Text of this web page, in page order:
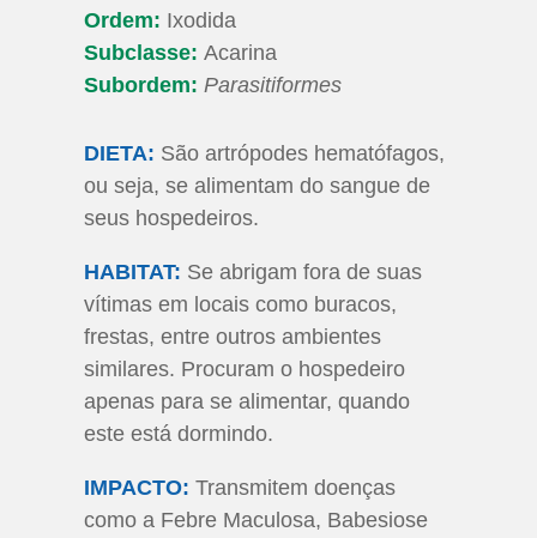
Ordem: Ixodida
Subclasse: Acarina
Subordem: Parasitiformes
DIETA: São artrópodes hematófagos,
ou seja, se alimentam do sangue de
seus hospedeiros.
HABITAT: Se abrigam fora de suas
vítimas em locais como buracos,
frestas, entre outros ambientes
similares. Procuram o hospedeiro
apenas para se alimentar, quando
este está dormindo.
IMPACTO: Transmitem doenças
como a Febre Maculosa, Babesiose